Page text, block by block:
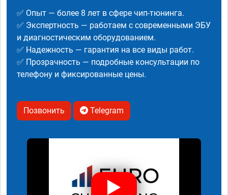
✅ Опыт — более 8 лет в сфере чип-тюнинга.
✅ Экспертность — работаем с современными ЭБУ
и диагностическим оборудованием.
✅ Надежность — гарантия на все виды работ.
✅ Прозрачность — подробные консультации по
телефону и фиксированные цены.
Позвонить Telegram